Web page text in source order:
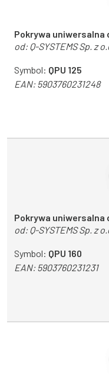
Pokrywa uniwersalna
od:Q-SYSTEMS Sp. z
Symbol: QPU 125
EAN:5903760231248
Pokrywa uniwersalna
od:Q-SYSTEMS Sp. z
Symbol: QPU 160
EAN:5903760231231